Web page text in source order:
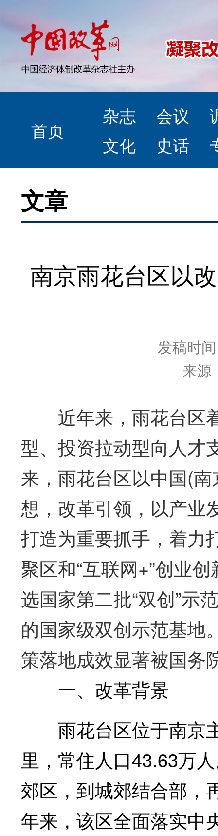
首页
杂志 会议
文化
史话
文章
南京雨花台区以
发稿时
来源
近年来，雨花台区
型、投资拉动型向人才
来，雨花台区以中国(
想，改革引领，以产业
打造为重要抓手，着力
聚区和“互联网+”创业
选国家第二批“双创”示
的国家级双创示范基地
策落地成效显著被国务
一、改革背景
雨花台区位于南京
里，常住人口43.63万
郊区，到城郊结合部，
年来，该区全面落实中